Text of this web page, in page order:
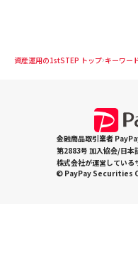
資産運用の1stSTEP トップ キーワー
金融商品取引業者
第2883号 加入協会/日
株式会社が運営している
© PayPay Securities